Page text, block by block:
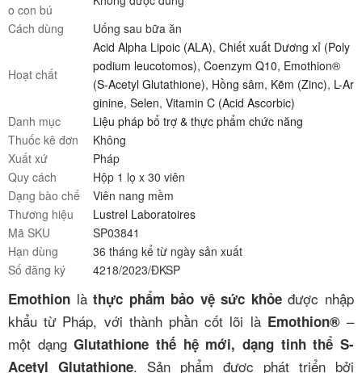
o con bú
Cách dùng
Uống sau bữa ăn
Hoạt chất
Acid Alpha Lipoic (ALA), Chiết xuất Dương xỉ (Poly
podium leucotomos), Coenzym Q10, Emothion®
(S-Acetyl Glutathione), Hồng sâm, Kẽm (Zinc), L-Ar
ginine, Selen, Vitamin C (Acid Ascorbic)
Danh mục
Liệu pháp bổ trợ & thực phẩm chức năng
Thuốc kê đơn
Không
Xuất xứ
Pháp
Quy cách
Hộp 1 lọ x 30 viên
Dạng bào chế
Viên nang mềm
Thương hiệu
Lustrel Laboratoires
Mã SKU
SP03841
Hạn dùng
36 tháng kể từ ngày sản xuất
Số đăng ký
4218/2023/ĐKSP
Emothion làthực phẩm bảo vệ sức khỏeđược nhập
khẩu từ Pháp, với thành phần cốt lõi là Emothion® –
một dạngGlutathione thế hệ mới, dạng tinh thể S-
Acetyl Glutathione. Sản phẩm được phát triển bởi